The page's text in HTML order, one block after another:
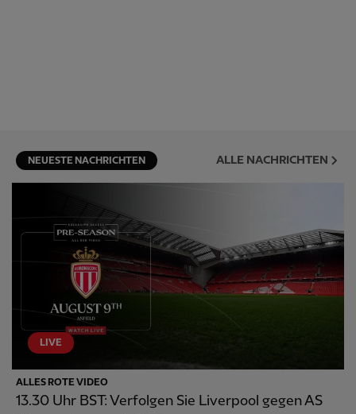
NEUESTE NACHRICHTEN ALLE NACHRICHTEN
LIVE
ALLES ROTE VIDEO
13.30 Uhr BST: Verfolgen Sie Liverpool gegen AS